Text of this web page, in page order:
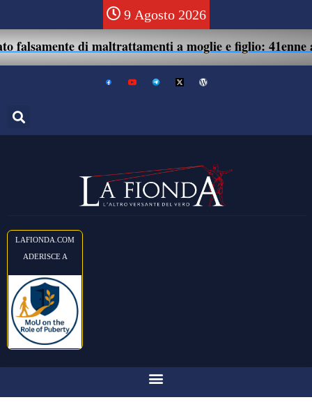
9 Agosto 2026
di maltrattamenti a moglie e figlio: 41enne assolto.
LAFIONDA.COM
ADERISCE A